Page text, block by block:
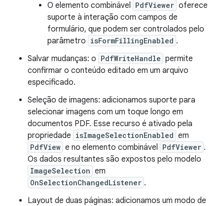
O elemento combinável PdfViewer oferece
suporte à interação com campos de
formulário, que podem ser controlados pelo
parâmetro isFormFillingEnabled .
Salvar mudanças: o PdfWriteHandle permite
confirmar o conteúdo editado em um arquivo
especificado.
Seleção de imagens: adicionamos suporte para
selecionar imagens com um toque longo em
documentos PDF. Esse recurso é ativado pela
propriedade isImageSelectionEnabled em
PdfView e no elemento combinável PdfViewer .
Os dados resultantes são expostos pelo modelo
ImageSelection em
OnSelectionChangedListener .
Layout de duas páginas: adicionamos um modo de